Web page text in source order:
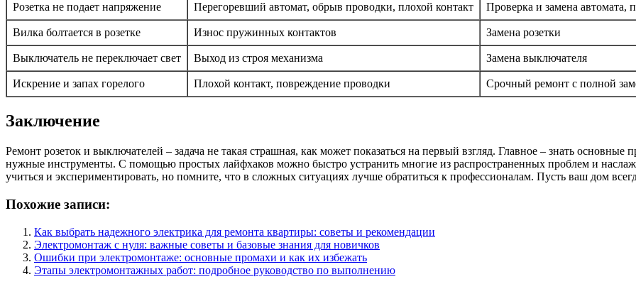
Розетка не подает напряжение Перегоревший автомат, обрыв проводки, плохой контакт Проверка и замена автомата,
Вилка болтается в розетке Износ пружинных контактов Замена розетки
Выключатель не переключает свет Выход из строя механизма Замена выключателя
Искрение и запах горелого Плохой контакт, повреждение проводки Срочный ремонт с полной
Заключение
Ремонт розеток и выключателей – задача не такая страшная, как может показаться на первый взгляд. Главное – знать
нужные инструменты. С помощью простых лайфхаков можно быстро устранить многие из распространенных проблем и
учиться и экспериментировать, но помните, что в сложных ситуациях лучше обратиться к профессионалам. Пусть ваш дом
Похожие записи:
Как выбрать надежного электрика для ремонта квартиры: советы и рекомендации
Электромонтаж с нуля: важные советы и базовые знания для новичков
Ошибки при электромонтаже: основные промахи и как их избежать
Этапы электромонтажных работ: подробное руководство по выполнению